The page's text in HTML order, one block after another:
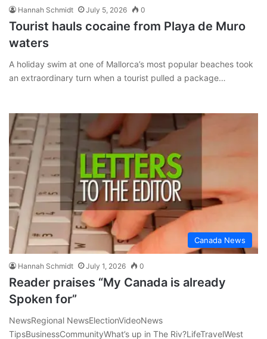
Hannah Schmidt July 5, 2026 0
Tourist hauls cocaine from Playa de Muro
waters
A holiday swim at one of Mallorca’s most popular beaches took
an extraordinary turn when a tourist pulled a package…
Canada News
Hannah Schmidt July 1, 2026 0
Reader praises “My Canada is already
Spoken for”
NewsRegional NewsElectionVideoNews
TipsBusinessCommunityWhat’s up in The Riv?LifeTravelWest